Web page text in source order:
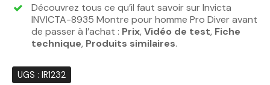
Découvrez tous ce qu’il faut savoir sur Invicta
INVICTA-8935 Montre pour homme Pro Diver avant
de passer à l’achat : Prix, Vidéo de test, Fiche
technique, Produits similaires.
UGS : IR1232